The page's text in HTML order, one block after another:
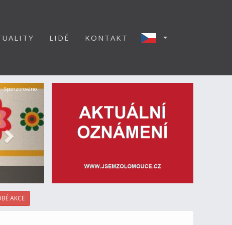
LIDÉ KONTAKT
Další
Sponzorováno
AKCE